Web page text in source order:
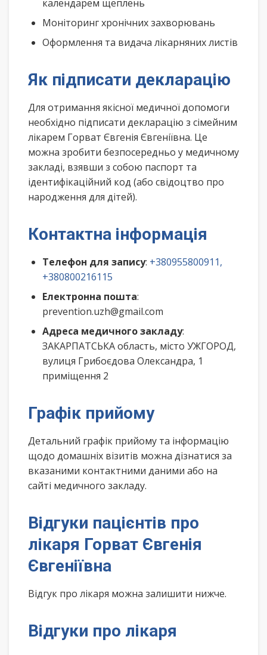
календарем щеплень
Моніторинг хронічних захворювань
Оформлення та видача лікарняних листів
Як підписати декларацію
Для отримання якісної медичної допомоги
необхідно підписати декларацію з сімейним
лікарем Горват Євгенія Євгеніївна. Це
можна зробити безпосередньо у медичному
закладі, взявши з собою паспорт та
ідентифікаційний код (або свідоцтво про
народження для дітей).
Контактна інформація
Телефон для запису: +380955800911,
+380800216115
Електронна пошта:
prevention.uzh@gmail.com
Адреса медичного закладу:
ЗАКАРПАТСЬКА область, місто УЖГОРОД,
вулиця Грибоєдова Олександра, 1
приміщення 2
Графік прийому
Детальний графік прийому та інформацію
щодо домашніх візитів можна дізнатися за
вказаними контактними даними або на
сайті медичного закладу.
Відгуки пацієнтів про
лікаря Горват Євгенія
Євгеніївна
Відгук про лікаря можна залишити нижче.
Відгуки про лікаря